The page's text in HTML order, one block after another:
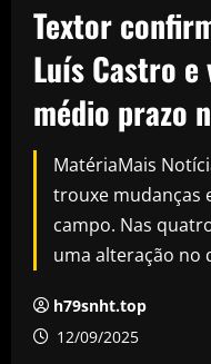
Textor
Luís Castro
médio prazo
MatériaMais
trouxe mudanças
campo. Nas
uma alteração no
h79snht.top
12/09/2025